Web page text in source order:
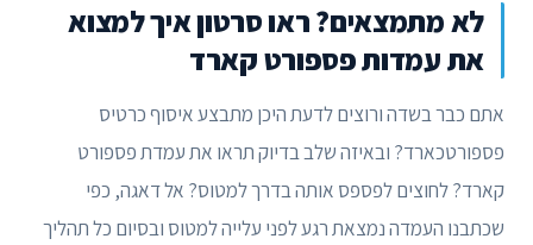
לא מתמצאים? ראו סרטון איך למצוא
את עמדות פספורט קארד
אתם כבר בשדה ורוצים לדעת היכן מתבצע איסוף כרטיס
פספורטכארד? ובאיזה שלב בדיוק תראו את עמדת פספורט
קארד? לחוצים לפספס אותה בדרך למטוס? אל דאגה, כפי
שכתבנו העמדה נמצאת רגע לפני עלייה למטוס ובסיום כל תהליך